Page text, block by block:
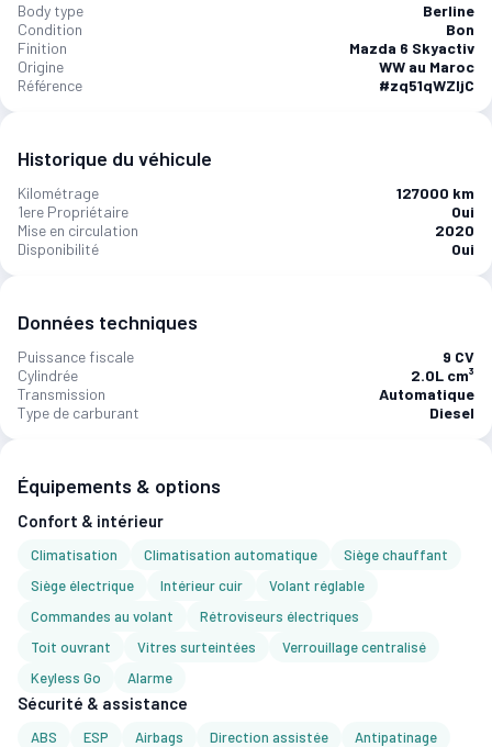
Body type
Berline
Condition
Bon
Finition
Mazda 6 Skyactiv
Origine
WW au Maroc
Référence
#zq51qWZljC
Historique du véhicule
Kilométrage
127000 km
1ere Propriétaire
Oui
Mise en circulation
2020
Disponibilité
Oui
Données techniques
Puissance fiscale
9 CV
Cylindrée
2.0L cm³
Transmission
Automatique
Type de carburant
Diesel
Équipements & options
Confort & intérieur
Climatisation Climatisation automatique
Siège chauffant
Siège électrique
Intérieur cuir
Volant réglable
Commandes au volant
Rétroviseurs électriques
Toit ouvrant
Vitres surteintées
Verrouillage centralisé
Keyless Go
Alarme
Sécurité & assistance
ABS ESP Airbags Direction assistée Antipatinage